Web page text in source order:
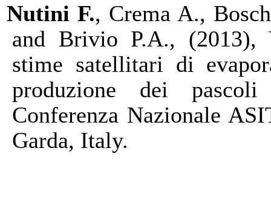
Nutini F., Crema A.,
and Brivio P.A., (2013),
stime satellitari di
produzione dei
Conferenza Nazionale
Garda, Italy.